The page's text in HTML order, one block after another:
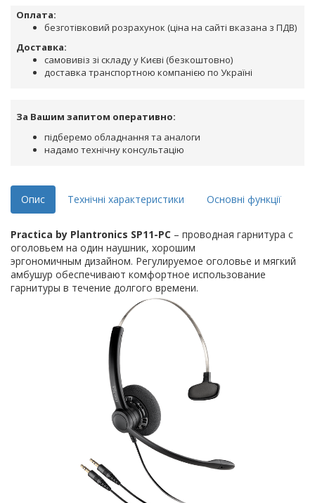
Оплата:
безготівковий розрахунок (ціна на сайті вказана з ПДВ)
Доставка:
самовивіз зі складу у Києві (безкоштовно)
доставка транспортною компанією по Україні
За Вашим запитом оперативно:
підберемо обладнання та аналоги
надамо технічну консультацію
Опис Технічні характеристики Основні функції
Practica by Plantronics SP11-PC – проводная гарнитура с
оголовьем на один наушник, хорошим
эргономичным дизайном. Регулируемое оголовье и мягкий
амбушур обеспечивают комфортное использование
гарнитуры в течение долгого времени.